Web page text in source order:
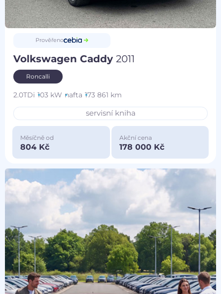
Prověřeno
Volkswagen Caddy2011
Roncalli
2.0TDi 103 kW nafta 173 861 km
servisní kniha
Měsíčně od
804 Kč
Akční cena
178 000 Kč